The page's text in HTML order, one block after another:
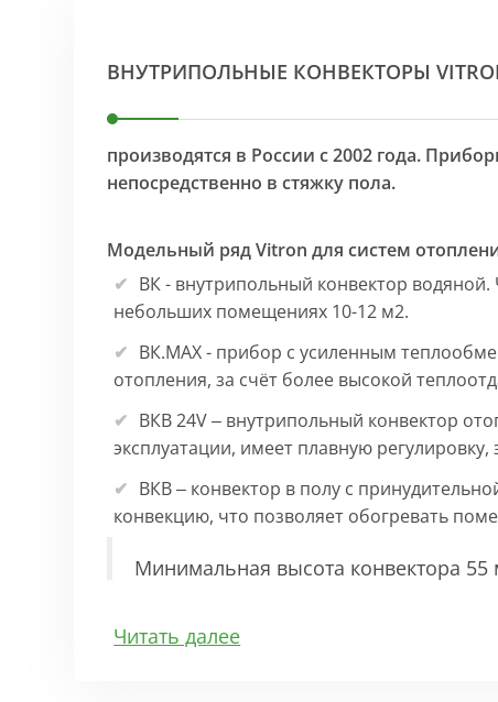
ВНУТРИПОЛЬНЫЕ КОНВЕКТОРЫ
производятся в России с 2002 года.
непосредственно в стяжку пола.
Модельный ряд Vitron для систем
ВК - внутрипольный конвектор
небольших помещениях 10-12 м2.
ВК.МАХ - прибор с усиленным
отопления, за счёт более высокой
ВКВ 24V – внутрипольный конвектор
эксплуатации, имеет плавную
ВКВ – конвектор в полу с
конвекцию, что позволяет обогревать
Минимальная высота конвектора
Особенности:
Читать далее